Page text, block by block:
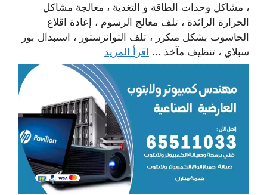
، مشاكل وحدات الطاقة و التغذية ، معالجة مشاكل
الحرارة الزائدة ، تلف معالج الرسوم ، إعادة اقلاع
الحاسوب بشكل متكرر ، تلف التوانزستور ، استبدال بور
سبلاي ، تنظيف مآخذ ... اقرأ المزيد